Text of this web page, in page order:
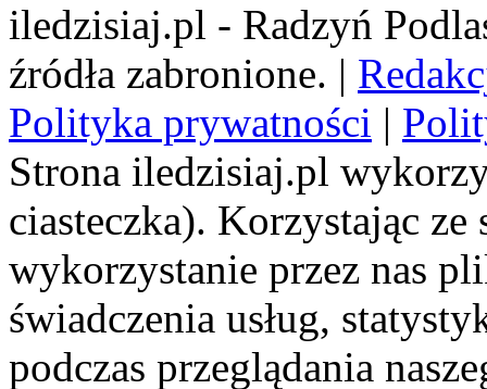
iledzisiaj.pl - Radzyń
źródła zabronione. |
Polityka prywatności |
Strona iledzisiaj.pl
ciasteczka). Korzystając
wykorzystanie przez nas
świadczenia usług,
podczas przeglądania